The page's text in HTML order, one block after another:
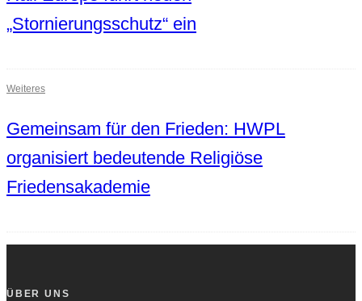
„Stornierungsschutz“ ein
Weiteres
Gemeinsam für den Frieden: HWPL
organisiert bedeutende Religiöse
Friedensakademie
ÜBER UNS